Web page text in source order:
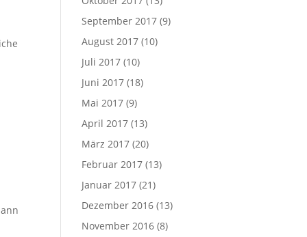
September 2017 (9)
August 2017 (10)
Juli 2017 (10)
Juni 2017 (18)
Mai 2017 (9)
April 2017 (13)
März 2017 (20)
Februar 2017 (13)
Januar 2017 (21)
Dezember 2016 (13)
November 2016 (8)